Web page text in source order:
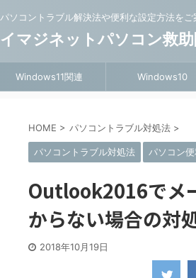
パソコントラブル解決法や便利な設定方法をご
イマジネットパソコン救
Windows11関連 Windows10
HOME > パソコントラブル対処法 >
パソコントラブル対処法 パソコン
Outlook2016でメ
からない場合の対
2018年10月19日